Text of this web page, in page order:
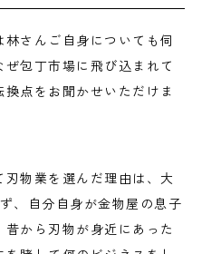
さんご自身についても伺
包丁市場に飛び込まれて
点をお聞かせいただけま
物業を選んだ理由は、大
、自分自身が金物屋の息子
から刃物が身近にあった